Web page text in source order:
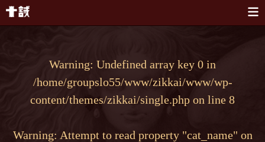
Warning: Undefined array key 0 in
/home/groupslo55/www/zikkai/www/wp-
content/themes/zikkai/single.php on line 8
Warning: Attempt to read property "cat_name" on